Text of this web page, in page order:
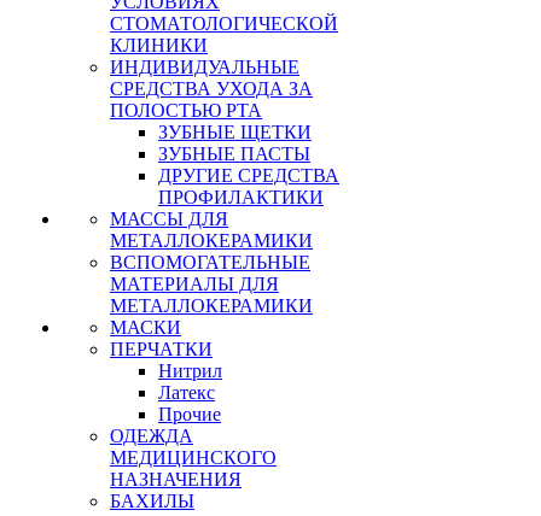
СТОМАТОЛОГИЧЕСКОЙ
КЛИНИКИ
ИНДИВИДУАЛЬНЫЕ
СРЕДСТВА УХОДА ЗА
ПОЛОСТЬЮ РТА
ЗУБНЫЕ ЩЕТКИ
ЗУБНЫЕ ПАСТЫ
ДРУГИЕ СРЕДСТВА
ПРОФИЛАКТИКИ
МАССЫ ДЛЯ
МЕТАЛЛОКЕРАМИКИ
ВСПОМОГАТЕЛЬНЫЕ
МАТЕРИАЛЫ ДЛЯ
МЕТАЛЛОКЕРАМИКИ
МАСКИ
ПЕРЧАТКИ
Нитрил
Латекс
Прочие
ОДЕЖДА
МЕДИЦИНСКОГО
НАЗНАЧЕНИЯ
БАХИЛЫ